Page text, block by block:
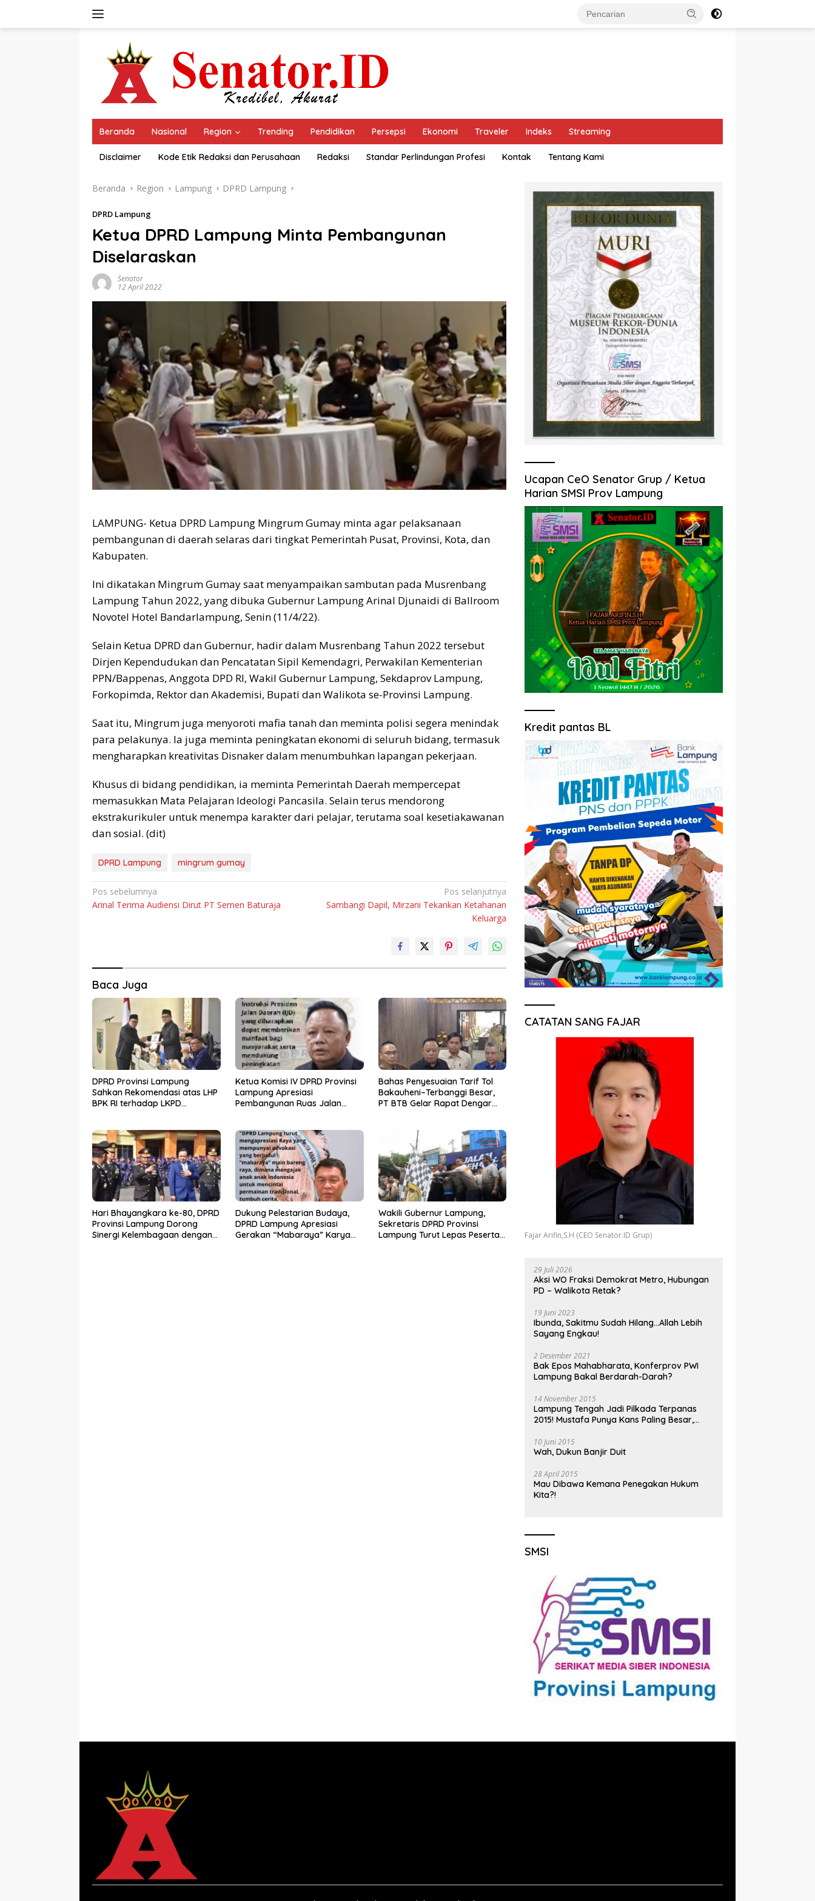
Beranda Nasional Region Trending Pendidikan Persepsi Ekonomi Traveler Indeks Streaming
Disclaimer Kode Etik Redaksi dan Perusahaan Redaksi Standar Perlindungan Profesi Kontak Tentang Kami
Beranda Region Lampung DPRD Lampung
DPRD Lampung
Ketua DPRD Lampung Minta Pembangunan
Diselaraskan
Senator
12 April 2022
LAMPUNG- Ketua DPRD Lampung Mingrum Gumay minta agar pelaksanaan
pembangunan di daerah selaras dari tingkat Pemerintah Pusat, Provinsi, Kota, dan
Kabupaten.
Ini dikatakan Mingrum Gumay saat menyampaikan sambutan pada Musrenbang
Lampung Tahun 2022, yang dibuka Gubernur Lampung Arinal Djunaidi di Ballroom
Novotel Hotel Bandarlampung, Senin (11/4/22).
Selain Ketua DPRD dan Gubernur, hadir dalam Musrenbang Tahun 2022 tersebut
Dirjen Kependudukan dan Pencatatan Sipil Kemendagri, Perwakilan Kementerian
PPN/Bappenas, Anggota DPD RI, Wakil Gubernur Lampung, Sekdaprov Lampung,
Forkopimda, Rektor dan Akademisi, Bupati dan Walikota se-Provinsi Lampung.
Saat itu, Mingrum juga menyoroti mafia tanah dan meminta polisi segera menindak
para pelakunya. Ia juga meminta peningkatan ekonomi di seluruh bidang, termasuk
mengharapkan kreativitas Disnaker dalam menumbuhkan lapangan pekerjaan.
Khusus di bidang pendidikan, ia meminta Pemerintah Daerah mempercepat
memasukkan Mata Pelajaran Ideologi Pancasila. Selain terus mendorong
ekstrakurikuler untuk menempa karakter dari pelajar, terutama soal kesetiakawanan
dan sosial. (dit)
DPRD Lampung mingrum gumay
Navigasi
pos
Pos sebelumnya
Arinal Terima Audiensi Dirut PT Semen Baturaja
Pos selanjutnya
Sambangi Dapil, Mirzani Tekankan Ketahanan
Keluarga
Baca Juga
DPRD Provinsi Lampung
Sahkan Rekomendasi atas LHP
BPK RI terhadap LKPD
Ketua Komisi IV DPRD Provinsi
Lampung Apresiasi
Pembangunan Ruas Jalan
Bahas Penyesuaian Tarif Tol
Bakauheni–Terbanggi Besar,
PT BTB Gelar Rapat Dengar
Hari Bhayangkara ke-80, DPRD
Provinsi Lampung Dorong
Sinergi Kelembagaan dengan
Dukung Pelestarian Budaya,
DPRD Lampung Apresiasi
Gerakan “Mabaraya” Karya
Wakili Gubernur Lampung,
Sekretaris DPRD Provinsi
Lampung Turut Lepas Peserta
Ucapan CeO Senator Grup / Ketua
Harian SMSI Prov Lampung
Kredit pantas BL
CATATAN SANG FAJAR
Fajar Arifin,S.H (CEO Senator.ID Grup)
29 Juli 2026
Aksi WO Fraksi Demokrat Metro, Hubungan
PD – Walikota Retak?
19 Juni 2023
Ibunda, Sakitmu Sudah Hilang…Allah Lebih
Sayang Engkau!
2 Desember 2021
Bak Epos Mahabharata, Konferprov PWI
Lampung Bakal Berdarah-Darah?
14 November 2015
Lampung Tengah Jadi Pilkada Terpanas
2015! Mustafa Punya Kans Paling Besar,
10 Juni 2015
Wah, Dukun Banjir Duit
28 April 2015
Mau Dibawa Kemana Penegakan Hukum
Kita?!
SMSI